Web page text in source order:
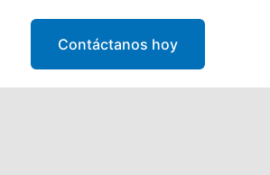
Contáctanos hoy